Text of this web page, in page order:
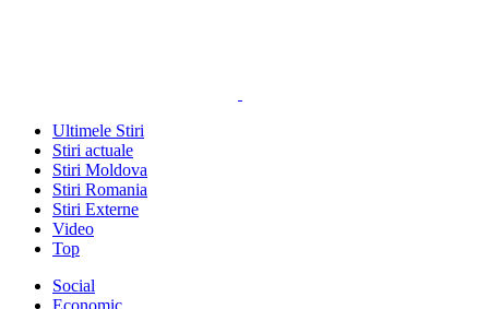
Ultimele Stiri
Stiri actuale
Stiri Moldova
Stiri Romania
Stiri Externe
Video
Top
Social
Economic